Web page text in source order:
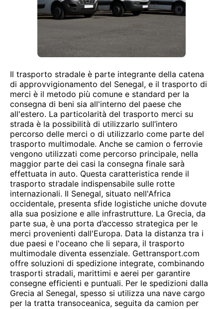
Il trasporto stradale è parte integrante della catena
di approvvigionamento del Senegal, e il trasporto di
merci è il metodo più comune e standard per la
consegna di beni sia all'interno del paese che
all'estero. La particolarità del trasporto merci su
strada è la possibilità di utilizzarlo sull’intero
percorso delle merci o di utilizzarlo come parte del
trasporto multimodale. Anche se camion o ferrovie
vengono utilizzati come percorso principale, nella
maggior parte dei casi la consegna finale sarà
effettuata in auto. Questa caratteristica rende il
trasporto stradale indispensabile sulle rotte
internazionali. Il Senegal, situato nell'Africa
occidentale, presenta sfide logistiche uniche dovute
alla sua posizione e alle infrastrutture. La Grecia, da
parte sua, è una porta d’accesso strategica per le
merci provenienti dall'Europa. Data la distanza tra i
due paesi e l'oceano che li separa, il trasporto
multimodale diventa essenziale. Gettransport.com
offre soluzioni di spedizione integrate, combinando
trasporti stradali, marittimi e aerei per garantire
consegne efficienti e puntuali. Per le spedizioni dalla
Grecia al Senegal, spesso si utilizza una nave cargo
per la tratta transoceanica, seguita da camion per